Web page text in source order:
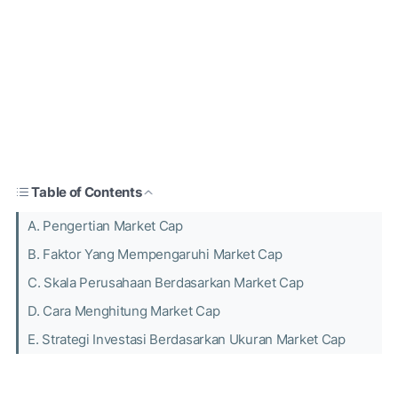
Table of Contents
A. Pengertian Market Cap
B. Faktor Yang Mempengaruhi Market Cap
C. Skala Perusahaan Berdasarkan Market Cap
D. Cara Menghitung Market Cap
E. Strategi Investasi Berdasarkan Ukuran Market Cap